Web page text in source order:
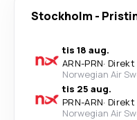
Stockholm -
tis 18 aug.
ARN-PRN· Direkt
Norwegian Air
tis 25 aug.
PRN-ARN· Direkt
Norwegian Air